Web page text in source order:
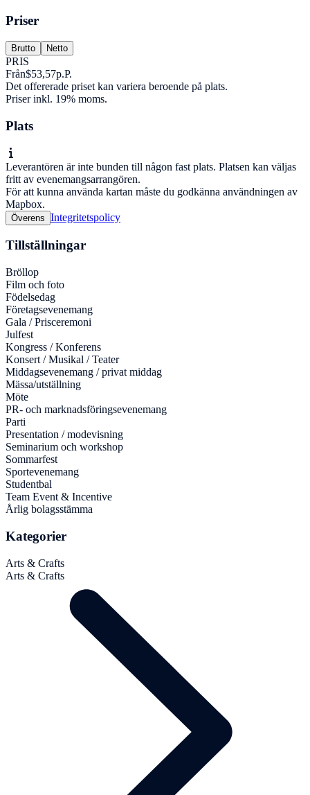
Priser
Brutto Netto
PRIS
Från$53,57p.P.
Det offererade priset kan variera beroende på plats.
Priser inkl. 19% moms.
Plats
Leverantören är inte bunden till någon fast plats. Platsen kan väljas
fritt av evenemangsarrangören.
För att kunna använda kartan måste du godkänna användningen av
Mapbox.
Överens Integritetspolicy
Tillställningar
Bröllop
Film och foto
Födelsedag
Företagsevenemang
Gala / Prisceremoni
Julfest
Kongress / Konferens
Konsert / Musikal / Teater
Middagsevenemang / privat middag
Mässa/utställning
Möte
PR- och marknadsföringsevenemang
Parti
Presentation / modevisning
Seminarium och workshop
Sommarfest
Sportevenemang
Studentbal
Team Event & Incentive
Årlig bolagsstämma
Kategorier
Arts & Crafts
Arts & Crafts